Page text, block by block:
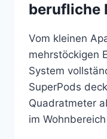
berufliche
Vom kleinen
mehrstöckigen
System
SuperPods
Quadratmeter
im